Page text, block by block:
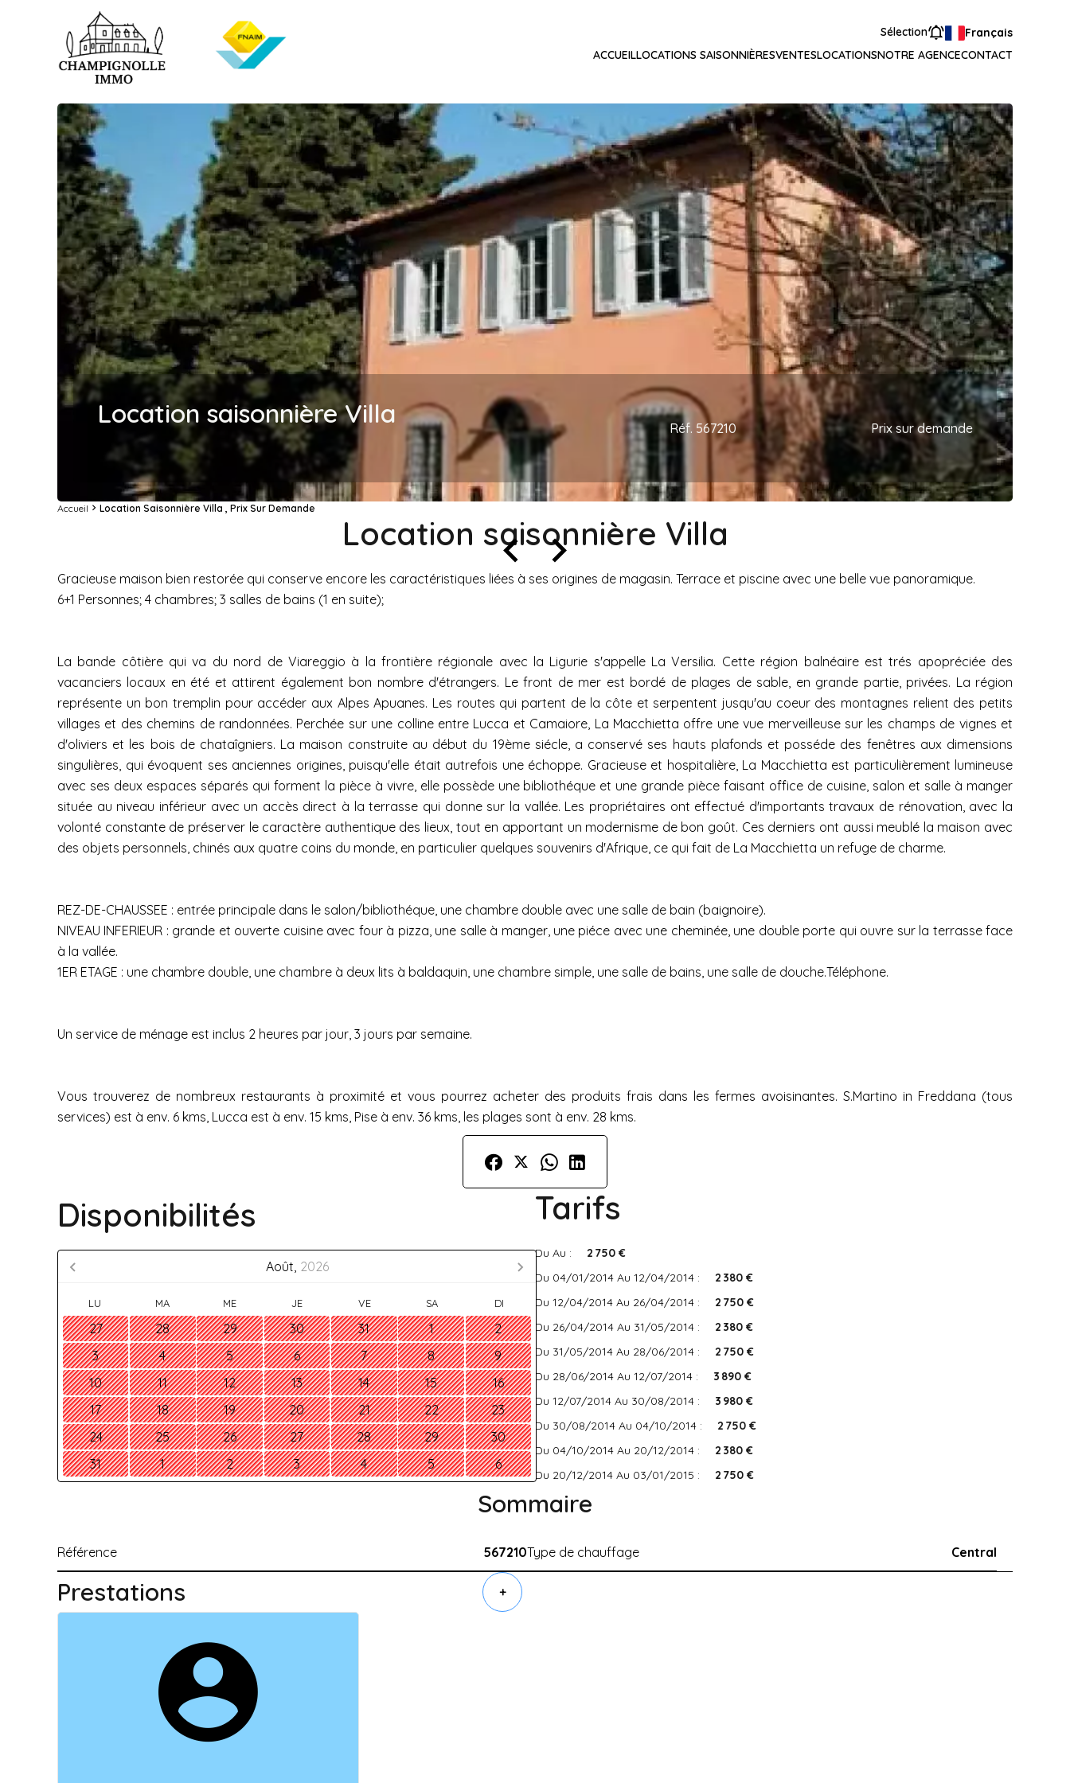
Sélection
Français
ACCUEILLOCATIONS SAISONNIÈRESVENTESLOCATIONSNOTRE AGENCECONTACT
Location saisonnière Villa Réf. 567210 Prix sur demande
Accueil Location Saisonnière Villa , Prix Sur Demande
Location saisonnière Villa
Gracieuse maison bien restorée qui conserve encore les caractéristiques liées à ses origines de magasin. Terrace et piscine avec une belle vue panoramique.
6+1 Personnes; 4 chambres; 3 salles de bains (1 en suite);
La bande côtière qui va du nord de Viareggio à la frontière régionale avec la Ligurie s'appelle La Versilia. Cette région balnéaire est trés apopréciée des
vacanciers locaux en été et attirent également bon nombre d'étrangers. Le front de mer est bordé de plages de sable, en grande partie, privées. La région
représente un bon tremplin pour accéder aux Alpes Apuanes. Les routes qui partent de la côte et serpentent jusqu'au coeur des montagnes relient des petits
villages et des chemins de randonnées. Perchée sur une colline entre Lucca et Camaiore, La Macchietta offre une vue merveilleuse sur les champs de vignes et
d'oliviers et les bois de chataîgniers. La maison construite au début du 19ème siécle, a conservé ses hauts plafonds et posséde des fenêtres aux dimensions
singulières, qui évoquent ses anciennes origines, puisqu'elle était autrefois une échoppe. Gracieuse et hospitalière, La Macchietta est particulièrement lumineuse
avec ses deux espaces séparés qui forment la pièce à vivre, elle possède une bibliothéque et une grande pièce faisant office de cuisine, salon et salle à manger
située au niveau inférieur avec un accès direct à la terrasse qui donne sur la vallée. Les propriétaires ont effectué d'importants travaux de rénovation, avec la
volonté constante de préserver le caractère authentique des lieux, tout en apportant un modernisme de bon goût. Ces derniers ont aussi meublé la maison avec
des objets personnels, chinés aux quatre coins du monde, en particulier quelques souvenirs d'Afrique, ce qui fait de La Macchietta un refuge de charme.
REZ-DE-CHAUSSEE : entrée principale dans le salon/bibliothéque, une chambre double avec une salle de bain (baignoire).
NIVEAU INFERIEUR : grande et ouverte cuisine avec four à pizza, une salle à manger, une piéce avec une cheminée, une double porte qui ouvre sur la terrasse face
à la vallée.
1ER ETAGE : une chambre double, une chambre à deux lits à baldaquin, une chambre simple, une salle de bains, une salle de douche.Téléphone.
Un service de ménage est inclus 2 heures par jour, 3 jours par semaine.
Vous trouverez de nombreux restaurants à proximité et vous pourrez acheter des produits frais dans les fermes avoisinantes. S.Martino in Freddana (tous
services) est à env. 6 kms, Lucca est à env. 15 kms, Pise à env. 36 kms, les plages sont à env. 28 kms.
Disponibilités
Août, 2026
LU MA ME JE VE SA DI
27 28 29 30 31 1
2
3
4 5 6 7 8
9
10
11 12 13 14 15
16
17
18 19 20 21 22
23
24
25 26 27 28 29
30
31
1 2 3 4 5 6
Tarifs
Du Au :
2 750 €
Du 04/01/2014 Au 12/04/2014 :
2 380 €
Du 12/04/2014 Au 26/04/2014 :
2 750 €
Du 26/04/2014 Au 31/05/2014 :
2 380 €
Du 31/05/2014 Au 28/06/2014 :
2 750 €
Du 28/06/2014 Au 12/07/2014 :
3 890 €
Du 12/07/2014 Au 30/08/2014 :
3 980 €
Du 30/08/2014 Au 04/10/2014 :
2 750 €
Du 04/10/2014 Au 20/12/2014 :
2 380 €
Du 20/12/2014 Au 03/01/2015 :
2 750 €
Sommaire
Référence 567210Type de chauffage Central
Prestations +